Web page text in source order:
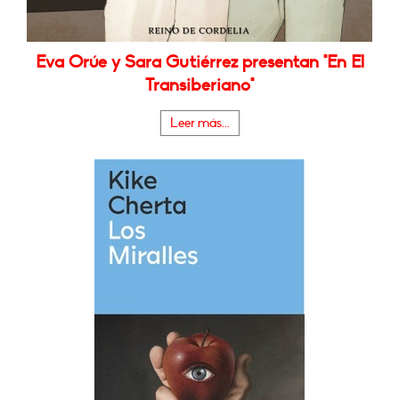
Eva Orúe y Sara Gutiérrez presentan "En El
Transiberiano"
Leer más...